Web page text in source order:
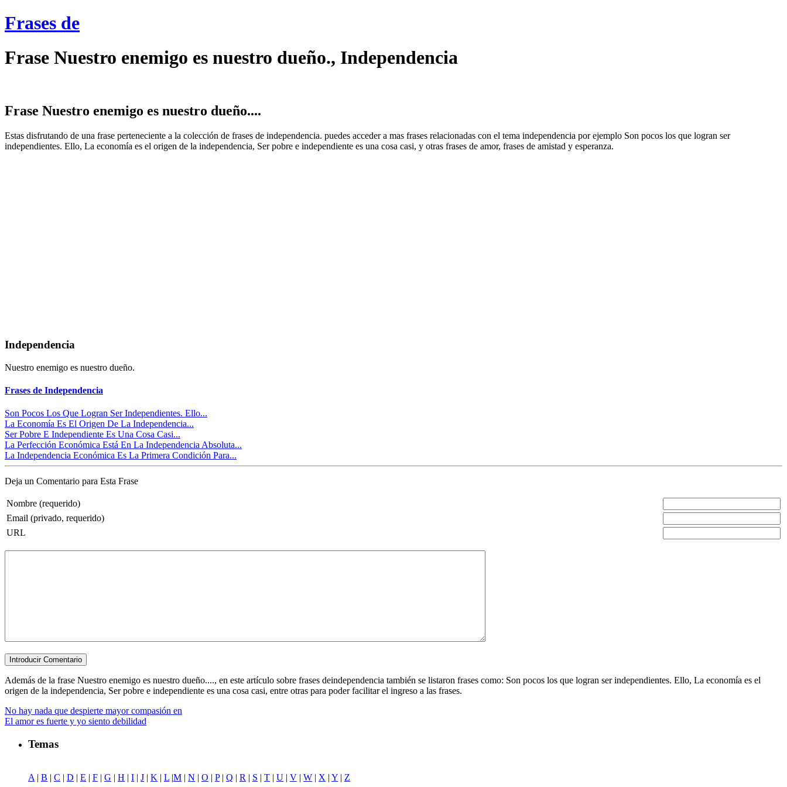
Frases de
Frase Nuestro enemigo es nuestro dueño., Independencia
Frase Nuestro enemigo es nuestro dueño....
Estas disfrutando de una frase perteneciente a la colección de frases de independencia. puedes acceder a mas frases relacionadas con el tema independencia por ejemplo Son pocos los que logran ser
independientes. Ello, La economía es el origen de la independencia, Ser pobre e independiente es una cosa casi, y otras frases de amor, frases de amistad y esperanza.
Independencia
Nuestro enemigo es nuestro dueño.
Frases de Independencia
Son Pocos Los Que Logran Ser Independientes. Ello...
La Economía Es El Origen De La Independencia...
Ser Pobre E Independiente Es Una Cosa Casi...
La Perfección Económica Está En La Independencia Absoluta...
La Independencia Económica Es La Primera Condición Para...
Deja un Comentario para Esta Frase
Nombre (requerido)
Email (privado, requerido)
URL
Además de la frase Nuestro enemigo es nuestro dueño...., en este artículo sobre frases deindependencia también se listaron frases como: Son pocos los que logran ser independientes. Ello, La economía es el
origen de la independencia, Ser pobre e independiente es una cosa casi, entre otras para poder facilitar el ingreso a las frases.
No hay nada que despierte mayor compasión en
El amor es fuerte y yo siento debilidad
Temas
A | B | C | D | E | F | G | H | I | J | K | L |M | N | O | P| Q | R | S | T | U | V | W | X | Y | Z